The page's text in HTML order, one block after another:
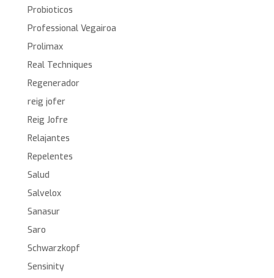
Probioticos
Professional Vegairoa
Prolimax
Real Techniques
Regenerador
reig jofer
Reig Jofre
Relajantes
Repelentes
Salud
Salvelox
Sanasur
Saro
Schwarzkopf
Sensinity